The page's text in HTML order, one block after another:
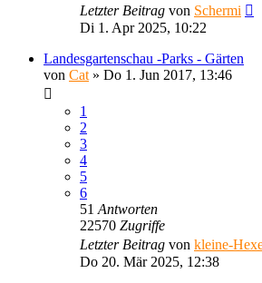
Letzter Beitrag von Schermi
Di 1. Apr 2025, 10:22
Landesgartenschau -Parks - Gärten
von Cat » Do 1. Jun 2017, 13:46
1
2
3
4
5
6
51 Antworten
22570 Zugriffe
Letzter Beitrag von kleine-
Do 20. Mär 2025, 12:38